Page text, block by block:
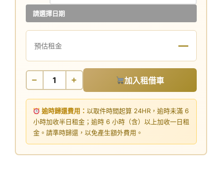
請選擇日期
預估租金 —
− + 加入租借車
逾時歸還費用：以取件時間起算 24HR，逾時未滿 6
小時加收半日租金；逾時 6 小時（含）以上加收一日租
金。請準時歸還，以免產生額外費用。